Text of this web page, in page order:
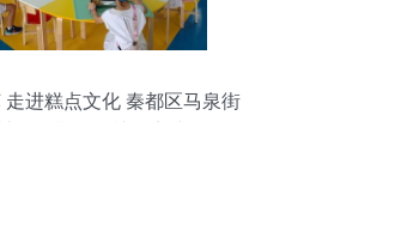
走进糕点文化 秦都区马泉街